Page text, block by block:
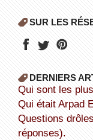
SUR LES
DERNIERS
Qui sont les
Qui était Arpad
Questions drôles en direct de Facebook (avec les
réponses).